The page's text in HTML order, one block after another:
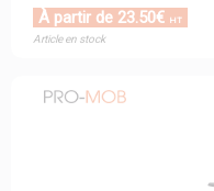
À partir de 23.50€ HT
Article en stock